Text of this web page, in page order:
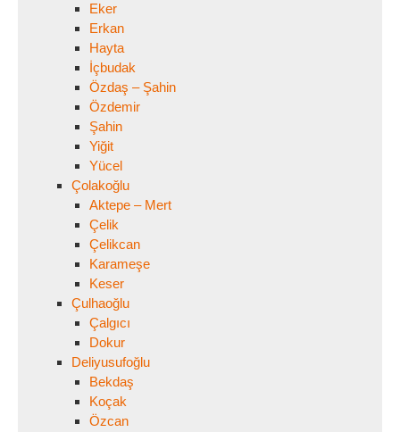
Eker
Erkan
Hayta
İçbudak
Özdaş – Şahin
Özdemir
Şahin
Yiğit
Yücel
Çolakoğlu
Aktepe – Mert
Çelik
Çelikcan
Karameşe
Keser
Çulhaoğlu
Çalgıcı
Dokur
Deliyusufoğlu
Bekdaş
Koçak
Özcan